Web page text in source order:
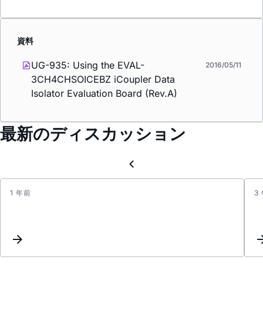
資料
UG-935: Using the EVAL-
3CH4CHSOICEBZ iCoupler Data
Isolator Evaluation Board (Rev.A)
2016/05/11
最新のディスカッション
1 年前 3